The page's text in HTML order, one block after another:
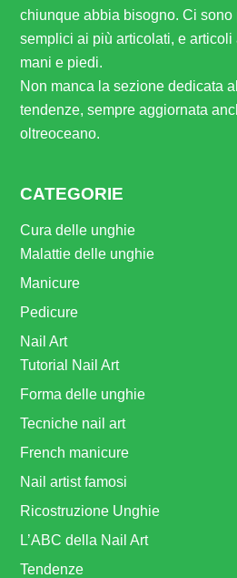
chiunque abbia bisogno. Ci sono
semplici ai più articolati, e articoli
mani e piedi.
Non manca la sezione dedicata
tendenze, sempre aggiornata
oltreoceano.
CATEGORIE
Cura delle unghie
Malattie delle unghie
Manicure
Pedicure
Nail Art
Tutorial Nail Art
Forma delle unghie
Tecniche nail art
French manicure
Nail artist famosi
Ricostruzione Unghie
L’ABC della Nail Art
Tendenze